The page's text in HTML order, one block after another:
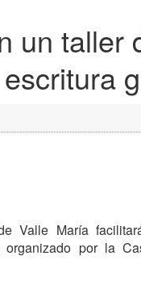
un taller
Valle María
organizado por la